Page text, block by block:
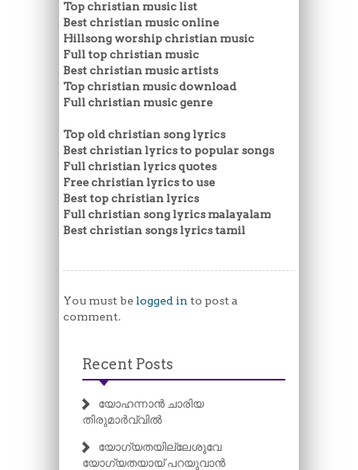
Top christian music list
Best christian music online
Hillsong worship christian music
Full top christian music
Best christian music artists
Top christian music download
Full christian music genre
Top old christian song lyrics
Best christian lyrics to popular songs
Full christian lyrics quotes
Free christian lyrics to use
Best top christian lyrics
Full christian song lyrics malayalam
Best christian songs lyrics tamil
You must be logged in to post a
comment.
Recent Posts
യോഹന്നാൻ ചാരിയ
തിരുമാർവ്വിൽ
യോഗ്യതയില്ലേശുവേ
യോഗ്യതയായ് പറയുവാൻ